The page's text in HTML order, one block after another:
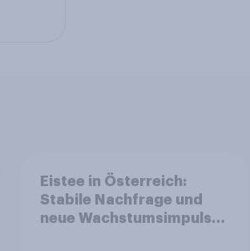
Eistee in Österreich:
Stabile Nachfrage und
neue Wachstumsimpulse